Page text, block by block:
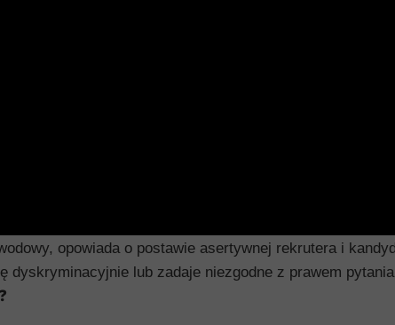
opowiada o postawie asertywnej rekrutera i
dyskryminacyjnie lub zadaje niezgodne z prawem pytania
❓